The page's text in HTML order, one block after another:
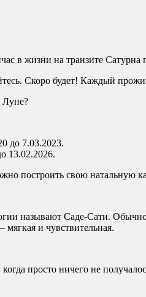
в жизни на транзите Сатурна
Скоро будет! Каждый
Луне?
до 7.03.2023.
13.02.2026.
построить свою натальную
называют Саде-Сати.
и чувствительная.
просто ничего не